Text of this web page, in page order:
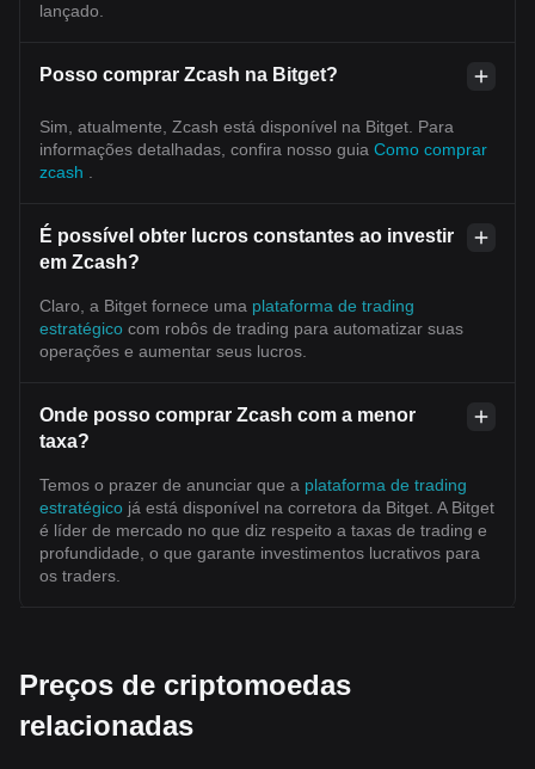
lançado.
Posso comprar Zcash na Bitget?
Sim, atualmente, Zcash está disponível na Bitget. Para
informações detalhadas, confira nosso guia Como comprar
zcash
É possível obter lucros constantes ao investir
em Zcash?
Claro, a Bitget fornece uma plataforma de trading
estratégico com robôs de trading para automatizar suas
operações e aumentar seus lucros.
Onde posso comprar Zcash com a menor
taxa?
Temos o prazer de anunciar que a plataforma de trading
estratégico já está disponível na corretora da Bitget. A Bitget
é líder de mercado no que diz respeito a taxas de trading e
profundidade, o que garante investimentos lucrativos para
os traders.
Preços de criptomoedas
relacionadas